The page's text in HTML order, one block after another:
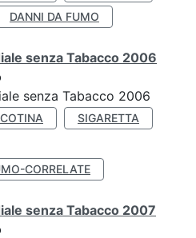
DANNI DA FUMO
senza Tabacco 2006
senza Tabacco 2006
SIGARETTA
CORRELATE
senza Tabacco 2007